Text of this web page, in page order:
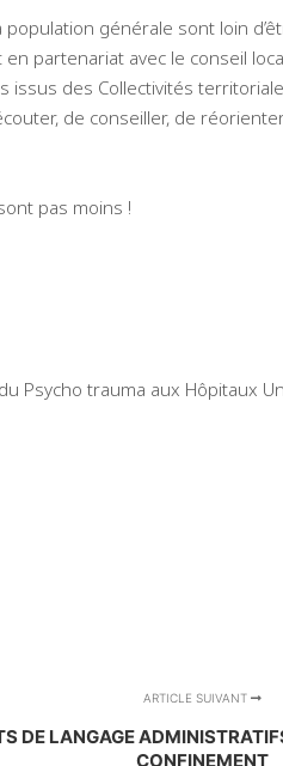
générale sont loin
partenariat avec le conseil
des Collectivités
de conseiller, de
pas moins !
Psycho trauma aux Hôpitaux
ARTICLE SUIVANT
DE LANGAGE
CONFINEMENT